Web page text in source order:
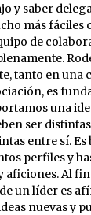
y saber
más fáciles
de
tanto en una
es
una
ser
entre sí. Es
perfiles y
aficiones. Al fin
un líder es
nuevas y